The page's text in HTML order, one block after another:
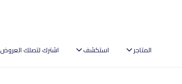
المتاجر استكشف اشترك لتصلك العروض